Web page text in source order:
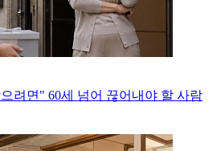
려면" 60세 넘어 끊어내야 할 사람